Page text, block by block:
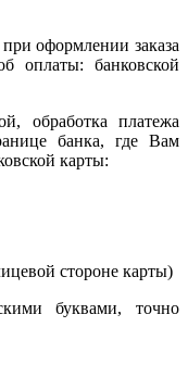
оформлении заказа
оплаты: банковской
обработка платежа
банка, где Вам
карты:
стороне карты)
буквами, точно